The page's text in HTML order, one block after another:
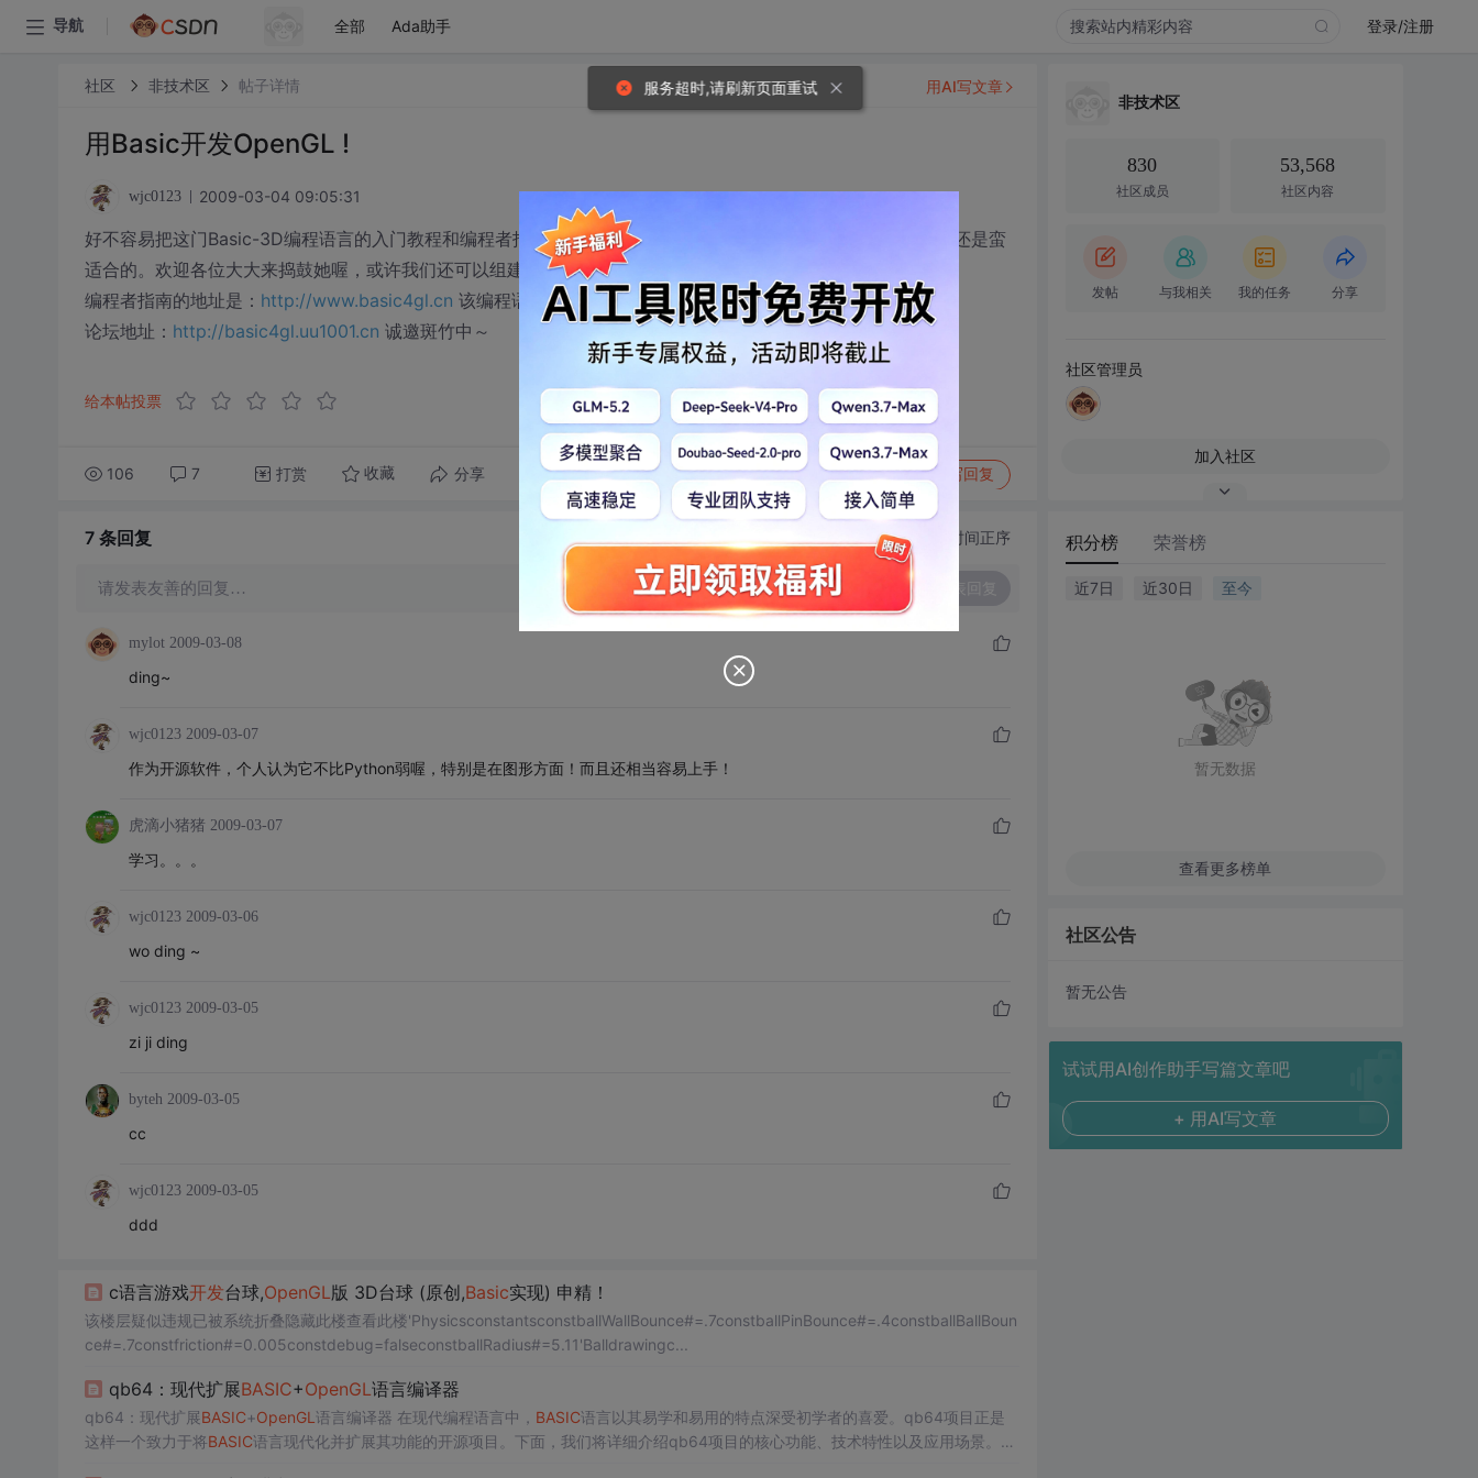
导航 全部 Ada助手 登录/注册
社区 非技术区 帖子详情
用Basic开发OpenGL !
wjc0123 2009-03-04 09:05:31
好不容易把这门Basic-3D编程语言的入门教程和编程者指南都翻译了，感觉用它来学习编程以及制作2D/3D游戏还是蛮
适合的。欢迎各位大大来捣鼓她喔，或许我们还可以组建个小团队开发个联网的游戏出来！
编程者指南的地址是： http://www.basic4gl.cn 该编程语言的下载地址也是这里～
论坛地址： http://basic4gl.uu1001.cn 诚邀斑竹中～
给本帖投票
106 7 打赏 收藏 分享 转发到动态 举报 写回复
用AI写文章
7 条回复 切换为时间正序
请发表友善的回复…
mylot 2009-03-08
ding~
wjc0123 2009-03-07
作为开源软件，个人认为它不比Python弱喔，特别是在图形方面！而且还相当容易上手！
虎滴小猪猪 2009-03-07
学习。。。
wjc0123 2009-03-06
wo ding ~
wjc0123 2009-03-05
zi ji ding
byteh 2009-03-05
cc
wjc0123 2009-03-05
ddd
c语言游戏开发台球,OpenGL版 3D台球 (原创,Basic实现) 申精！
该楼层疑似违规已被系统折叠隐藏此楼查看此楼'PhysicsconstantsconstballWallBounce#=.7constballPinBounce#=.4constballBallBoun
ce#=.7constfriction#=0.005constdebug=falseconstballRadius#=5.11'Balldrawingc...
qb64：现代扩展BASIC+OpenGL语言编译器
qb64：现代扩展BASIC+OpenGL 语言编译器 在现代编程语言中， BASIC语言以其易学和易用的特点深受初学者的喜爱。qb64项目正是
这样一个致力于将BASIC语言现代化并扩展其功能的开源项目。下面，我们将详细介绍qb64项目的核心功能、技术特性以及应用场景。
非技术区
830
社区成员
53,568
社区内容
发帖 与我相关 我的任务 分享
社区管理员
加入社区
积分榜 荣誉榜
近7日 近30日 至今
暂无数据
查看更多榜单
社区公告
暂无公告
试试用AI创作助手写篇文章吧
+ 用AI写文章
服务超时,请刷新页面重试